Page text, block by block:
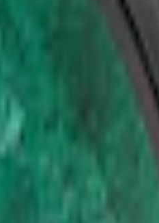
Portion har utgått ur sortimentet.